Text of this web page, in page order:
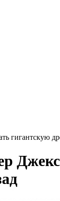
гигантскую